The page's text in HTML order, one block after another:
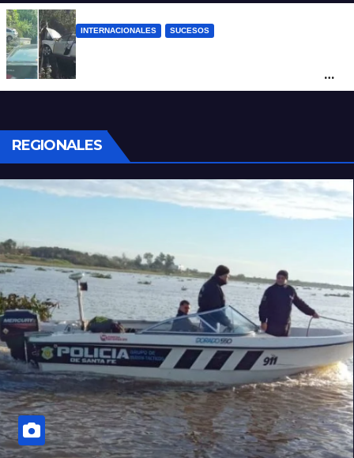
INTERNACIONALES SUCESOS
control y el auto terminó incrustado en un
árbol
REGIONALES